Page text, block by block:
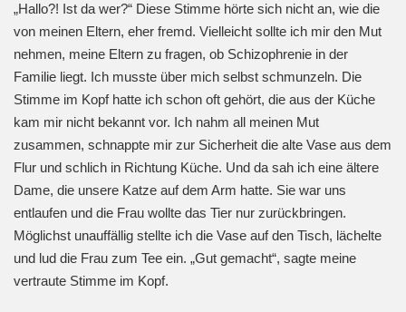
„Hallo?! Ist da wer?“ Diese Stimme hörte sich nicht an, wie die
von meinen Eltern, eher fremd. Vielleicht sollte ich mir den Mut
nehmen, meine Eltern zu fragen, ob Schizophrenie in der
Familie liegt. Ich musste über mich selbst schmunzeln. Die
Stimme im Kopf hatte ich schon oft gehört, die aus der Küche
kam mir nicht bekannt vor. Ich nahm all meinen Mut
zusammen, schnappte mir zur Sicherheit die alte Vase aus dem
Flur und schlich in Richtung Küche. Und da sah ich eine ältere
Dame, die unsere Katze auf dem Arm hatte. Sie war uns
entlaufen und die Frau wollte das Tier nur zurückbringen.
Möglichst unauffällig stellte ich die Vase auf den Tisch, lächelte
und lud die Frau zum Tee ein. „Gut gemacht“, sagte meine
vertraute Stimme im Kopf.